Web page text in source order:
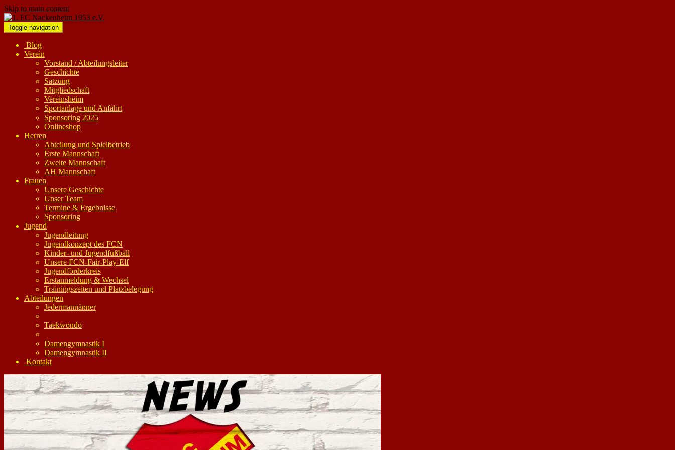
Skip to main content
Toggle navigation
Blog
Verein
Vorstand / Abteilungsleiter
Geschichte
Satzung
Mitgliedschaft
Vereinsheim
Sportanlage und Anfahrt
Sponsoring 2025
Onlineshop
Herren
Abteilung und Spielbetrieb
Erste Mannschaft
Zweite Mannschaft
AH Mannschaft
Frauen
Unsere Geschichte
Unser Team
Termine & Ergebnisse
Sponsoring
Jugend
Jugendleitung
Jugendkonzept des FCN
Kinder- und Jugendfußball
Unsere FCN-Fair-Play-Elf
Jugendförderkreis
Erstanmeldung & Wechsel
Trainingszeiten und Platzbelegung
Abteilungen
Jedermannänner
Taekwondo
Damengymnastik I
Damengymnastik II
Kontakt